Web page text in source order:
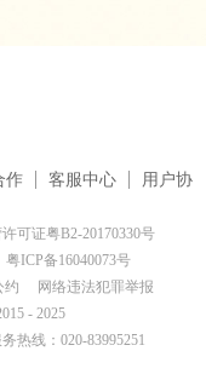
作 客服中心
用户协
可证粤B2-20170330号
粤ICP备16040073号
约
网络违法犯罪举报
- 2025
热线：020-83995251